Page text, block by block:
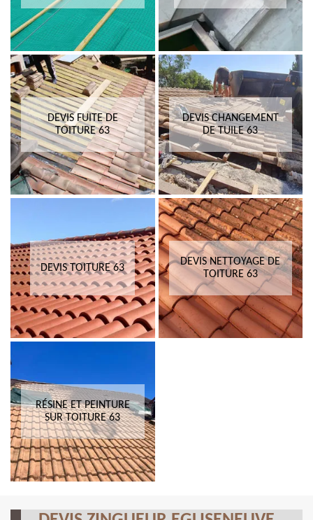
DEVIS FUITE DE
TOITURE 63
DEVIS CHANGEMENT
DE TUILE 63
DEVIS TOITURE 63
DEVIS NETTOYAGE DE
TOITURE 63
RÉSINE ET PEINTURE
SUR TOITURE 63